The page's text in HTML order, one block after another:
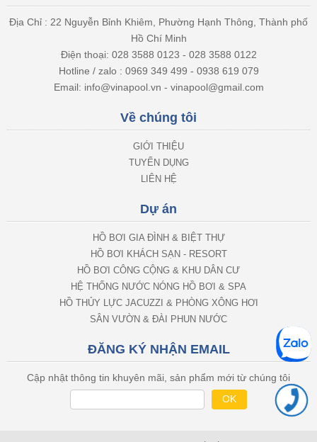
Địa Chỉ : 22 Nguyễn Bỉnh Khiêm, Phường Hạnh Thông, Thành phố
Hồ Chí Minh
Điện thoại: 028 3588 0123 - 028 3588 0122
Hotline / zalo : 0969 349 499 - 0938 619 079
Email: info@vinapool.vn - vinapool@gmail.com
Về chúng tôi
GIỚI THIỆU
TUYỂN DỤNG
LIÊN HỆ
Dự án
HỒ BƠI GIA ĐÌNH & BIỆT THỰ
HỒ BƠI KHÁCH SẠN - RESORT
HỒ BƠI CÔNG CỘNG & KHU DÂN CƯ
HỆ THỐNG NƯỚC NÓNG HỒ BƠI & SPA
HỒ THỦY LỰC JACUZZI & PHÒNG XÔNG HƠI
SÂN VƯỜN & ĐÀI PHUN NƯỚC
ĐĂNG KÝ NHẬN EMAIL
Cập nhật thông tin khuyên mãi, sản phẩm mới từ chúng tôi